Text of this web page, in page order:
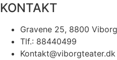
KONTAKT
Gravene 25, 8800 Viborg
Tlf.: 88440499
Kontakt@viborgteater.dk